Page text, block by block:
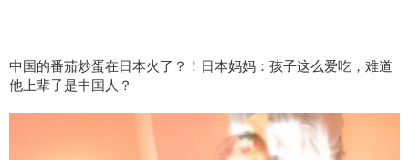
中国的番茄炒蛋在日本火了？！日本妈妈：孩子这么爱吃，难道
他上辈子是中国人？